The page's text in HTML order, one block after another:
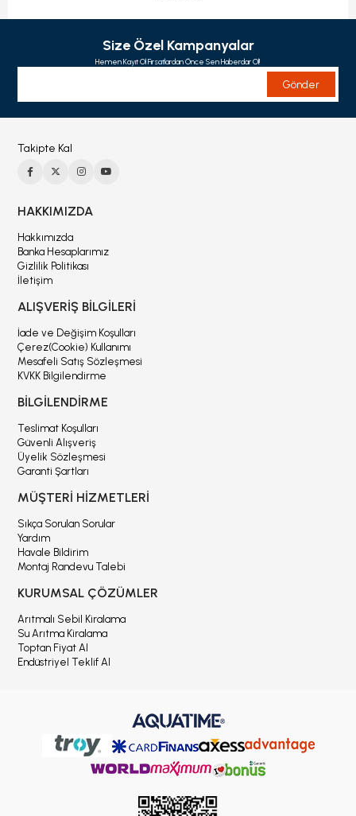
Size Özel Kampanyalar
Hemen Kayıt Ol Fırsatlardan Önce Sen Haberdar Ol!
Gönder
Takipte Kal
HAKKIMIZDA
Hakkımızda
Banka Hesaplarımız
Gizlilik Politikası
İletişim
ALIŞVERİŞ BİLGİLERİ
İade ve Değişim Koşulları
Çerez(Cookie) Kullanımı
Mesafeli Satış Sözleşmesi
KVKK Bilgilendirme
BİLGİLENDİRME
Teslimat Koşulları
Güvenli Alışveriş
Üyelik Sözleşmesi
Garanti Şartları
MÜŞTERİ HİZMETLERİ
Sıkça Sorulan Sorular
Yardım
Havale Bildirim
Montaj Randevu Talebi
KURUMSAL ÇÖZÜMLER
Arıtmalı Sebil Kiralama
Su Arıtma Kiralama
Toptan Fiyat Al
Endüstriyel Teklif Al